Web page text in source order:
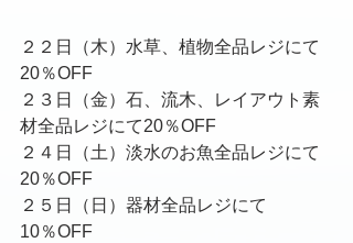
２２日（木）水草、植物全品レジにて
20％OFF
２３日（金）石、流木、レイアウト素
材全品レジにて20％OFF
２４日（土）淡水のお魚全品レジにて
20％OFF
２５日（日）器材全品レジにて
10％OFF